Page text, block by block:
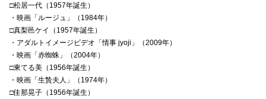
□松居一代（1957年誕生）
・映画「ルージュ」（1984年）
□真梨邑ケイ（1957年誕生）
・アダルトイメージビデオ「情事 jyoji」（2009年）
・映画「赤蜘蛛」（2004年）
□東てる美（1956年誕生）
・映画「生贄夫人」（1974年）
□佳那晃子（1956年誕生）